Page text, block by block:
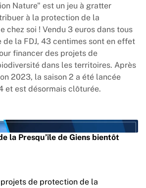
Nature" est un jeu à gratter
à la protection de la
chez soi ! Vendu 3 euros dans tous
de la FDJ, 43 centimes sont en effet
financer des projets de
dans les territoires. Après
2023, la saison 2 a été lancée
et est désormais clôturée.
la Presqu’île de Giens bientôt
est désactivé. Autoriser
Lire la vidéo
de protection de la